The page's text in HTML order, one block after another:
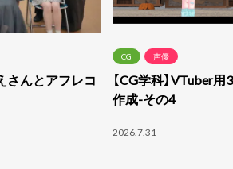
さんとアフレコ
CG 声優
【CG学科】VTuber
作成-その4
2026.7.31